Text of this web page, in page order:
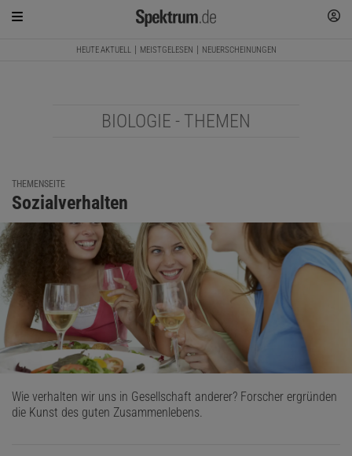
HEUTE AKTUELL MEISTGELESEN NEUERSCHEINUNGEN
BIOLOGIE - THEMEN
THEMENSEITE
Sozialverhalten
Wie verhalten wir uns in Gesellschaft anderer? Forscher ergründen
die Kunst des guten Zusammenlebens.